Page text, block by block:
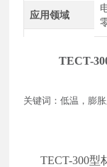
应用领域
TECT-
关键词：低温，膨
TECT-300型